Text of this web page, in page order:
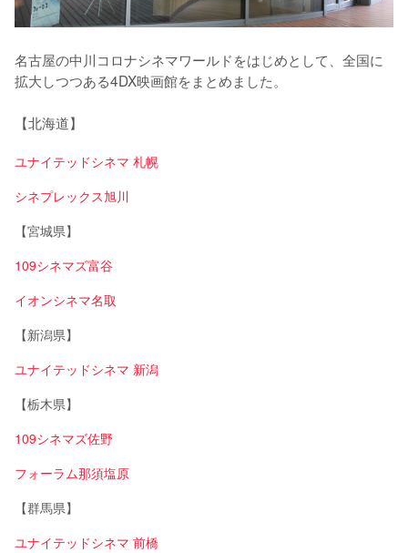
名古屋の中川コロナシネマワールドをはじめとして、全国に
拡大しつつある4DX映画館をまとめました。
【北海道】
ユナイテッドシネマ 札幌
シネプレックス旭川
【宮城県】
109シネマズ富谷
イオンシネマ名取
【新潟県】
ユナイテッドシネマ 新潟
【栃木県】
109シネマズ佐野
フォーラム那須塩原
【群馬県】
ユナイテッドシネマ 前橋